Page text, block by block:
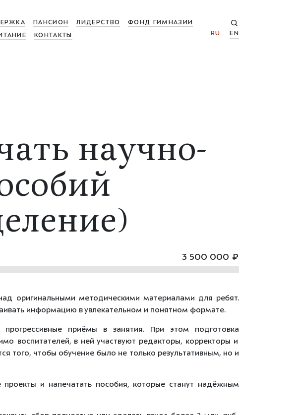
ПАНСИОН ЛИДЕРСТВО
ФОНД ГИМНАЗИИ
КОНТАКТЫ RU EN
научно-
3 500 000 ₽
оригинальными методическими материалами для ребят.
информацию вувлекательном и понятном формате.
прогрессивные приёмы в занятия. При этом подготовка
воспитателей,вней участвуют редакторы, корректоры и
того, чтобы обучение было не только результативным, но и
проекты и напечатать пособия, которые станут надёжным